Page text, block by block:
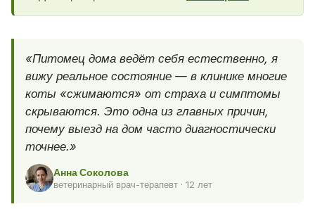
«Питомец дома ведёт себя естественно, я
вижу реальное состояние — в клинике многие
коты «сжимаются» от страха и симптомы
скрываются. Это одна из главных причин,
почему выезд на дом часто диагностически
точнее.»
Анна Соколова
ветеринарный врач-терапевт · 12 лет